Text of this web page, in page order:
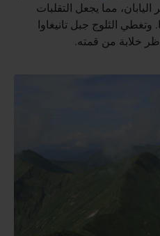
مما يجعل التقلبات
الثلوج جبل تانيغاوا
خلابة من قمته.